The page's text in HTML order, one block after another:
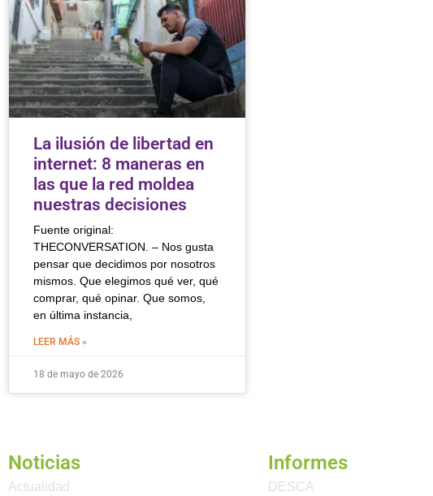
La ilusión de libertad en
internet: 8 maneras en
las que la red moldea
nuestras decisiones
Fuente original:
THECONVERSATION. – Nos gusta
pensar que decidimos por nosotros
mismos. Que elegimos qué ver, qué
comprar, qué opinar. Que somos,
en última instancia,
LEER MÁS »
18 de mayo de 2026
Noticias
Actualidad
Informes
DESCA